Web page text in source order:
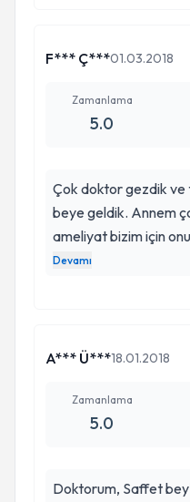
F*** Ç***01.03.2018
Zamanlama
5.0
Çok doktor gezdik ve
beye geldik. Annem
ameliyat bizim için
çok başarılı bir
değerli bir doktorun
Devamı
A*** Ü***18.01.2018
Zamanlama
5.0
Doktorum, Saffet bey'i